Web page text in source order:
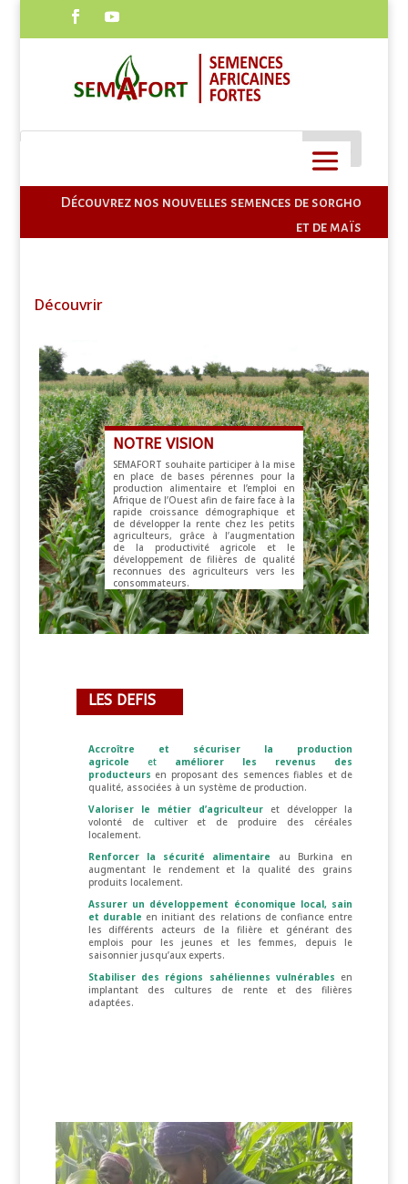
Découvrez nos nouvelles semences de sorgho
et de maïs
Découvrir
NOTRE VISION
SEMAFORT souhaite participer à la mise
en place de bases pérennes pour la
production alimentaire et l’emploi en
Afrique de l’Ouest afin de faire face à la
rapide croissance démographique et
de développer la rente chez les petits
agriculteurs, grâce à l’augmentation
de la productivité agricole et le
développement de filières de qualité
reconnues des agriculteurs vers les
consommateurs.
LES DEFIS
Accroître et sécuriser la production
agricole et améliorer les revenus des
producteurs en proposant des semences fiables et de
qualité, associées à un système de production.
Valoriser le métier d’agriculteur
et développer la
volonté de cultiver et de produire des céréales
localement.
Renforcer la sécurité alimentaire
au Burkina en
augmentant le rendement et la qualité des grains
produits localement.
Assurer un développement économique local, sain
et durable en initiant des relations de confiance entre
les différents acteurs de la filière et générant des
emplois pour les jeunes et les femmes, depuis le
saisonnier jusqu’aux experts.
Stabiliser des régions sahéliennes vulnérables en
implantant des cultures de rente et des filières
adaptées.